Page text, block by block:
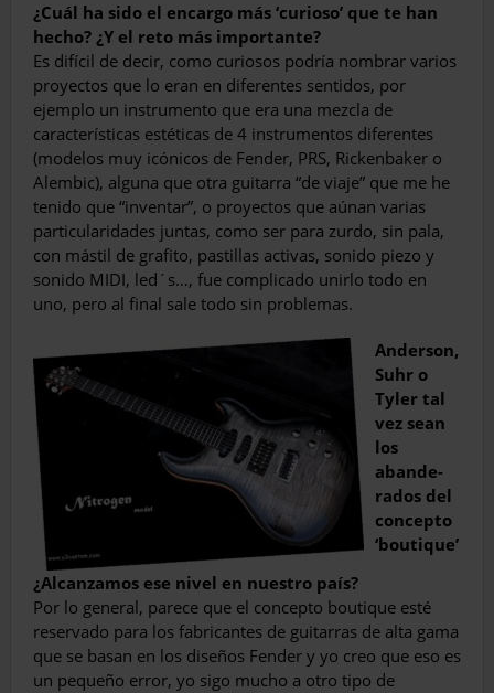
¿Cuál ha sido el encargo más ‘curioso’ que te han
hecho? ¿Y el reto más importante?
Es difícil de decir, como curiosos podría nombrar varios
proyectos que lo eran en dife­rentes sentidos, por
ejemplo un instrumento que era una mezcla de
características esté­ticas de 4 instrumentos diferentes
(modelos muy icónicos de Fender, PRS, Rickenbaker o
Alembic), alguna que otra guitarra “de viaje” que me he
tenido que “inventar”, o proyec­tos que aúnan varias
particularidades juntas, como ser para zurdo, sin pala,
con mástil de grafito, pastillas activas, sonido piezo y
soni­do MIDI, led´s…, fue complicado unirlo todo en
uno, pero al final sale todo sin problemas.
Anderson,
Suhr o
Tyler tal
vez sean
los
abande­
rados del
concepto
‘boutique’
¿Alcanzamos ese nivel en nuestro país?
Por lo general, parece que el concepto bou­tique esté
reservado para los fabricantes de guitarras de alta gama
que se basan en los di­seños Fender y yo creo que eso es
un pequeño error, yo sigo mucho a otro tipo de